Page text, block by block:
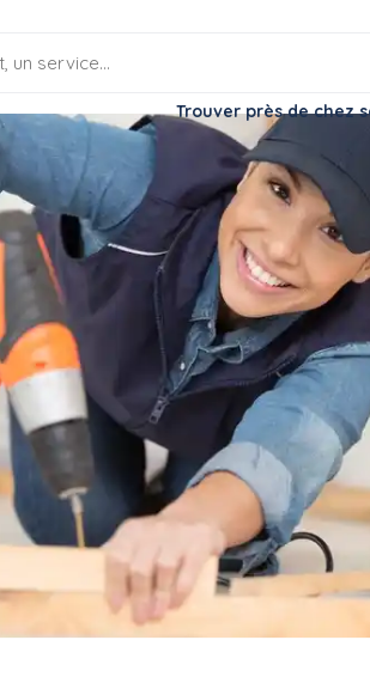
Trouver près de chez
Logement contre service
famille ou
contre service